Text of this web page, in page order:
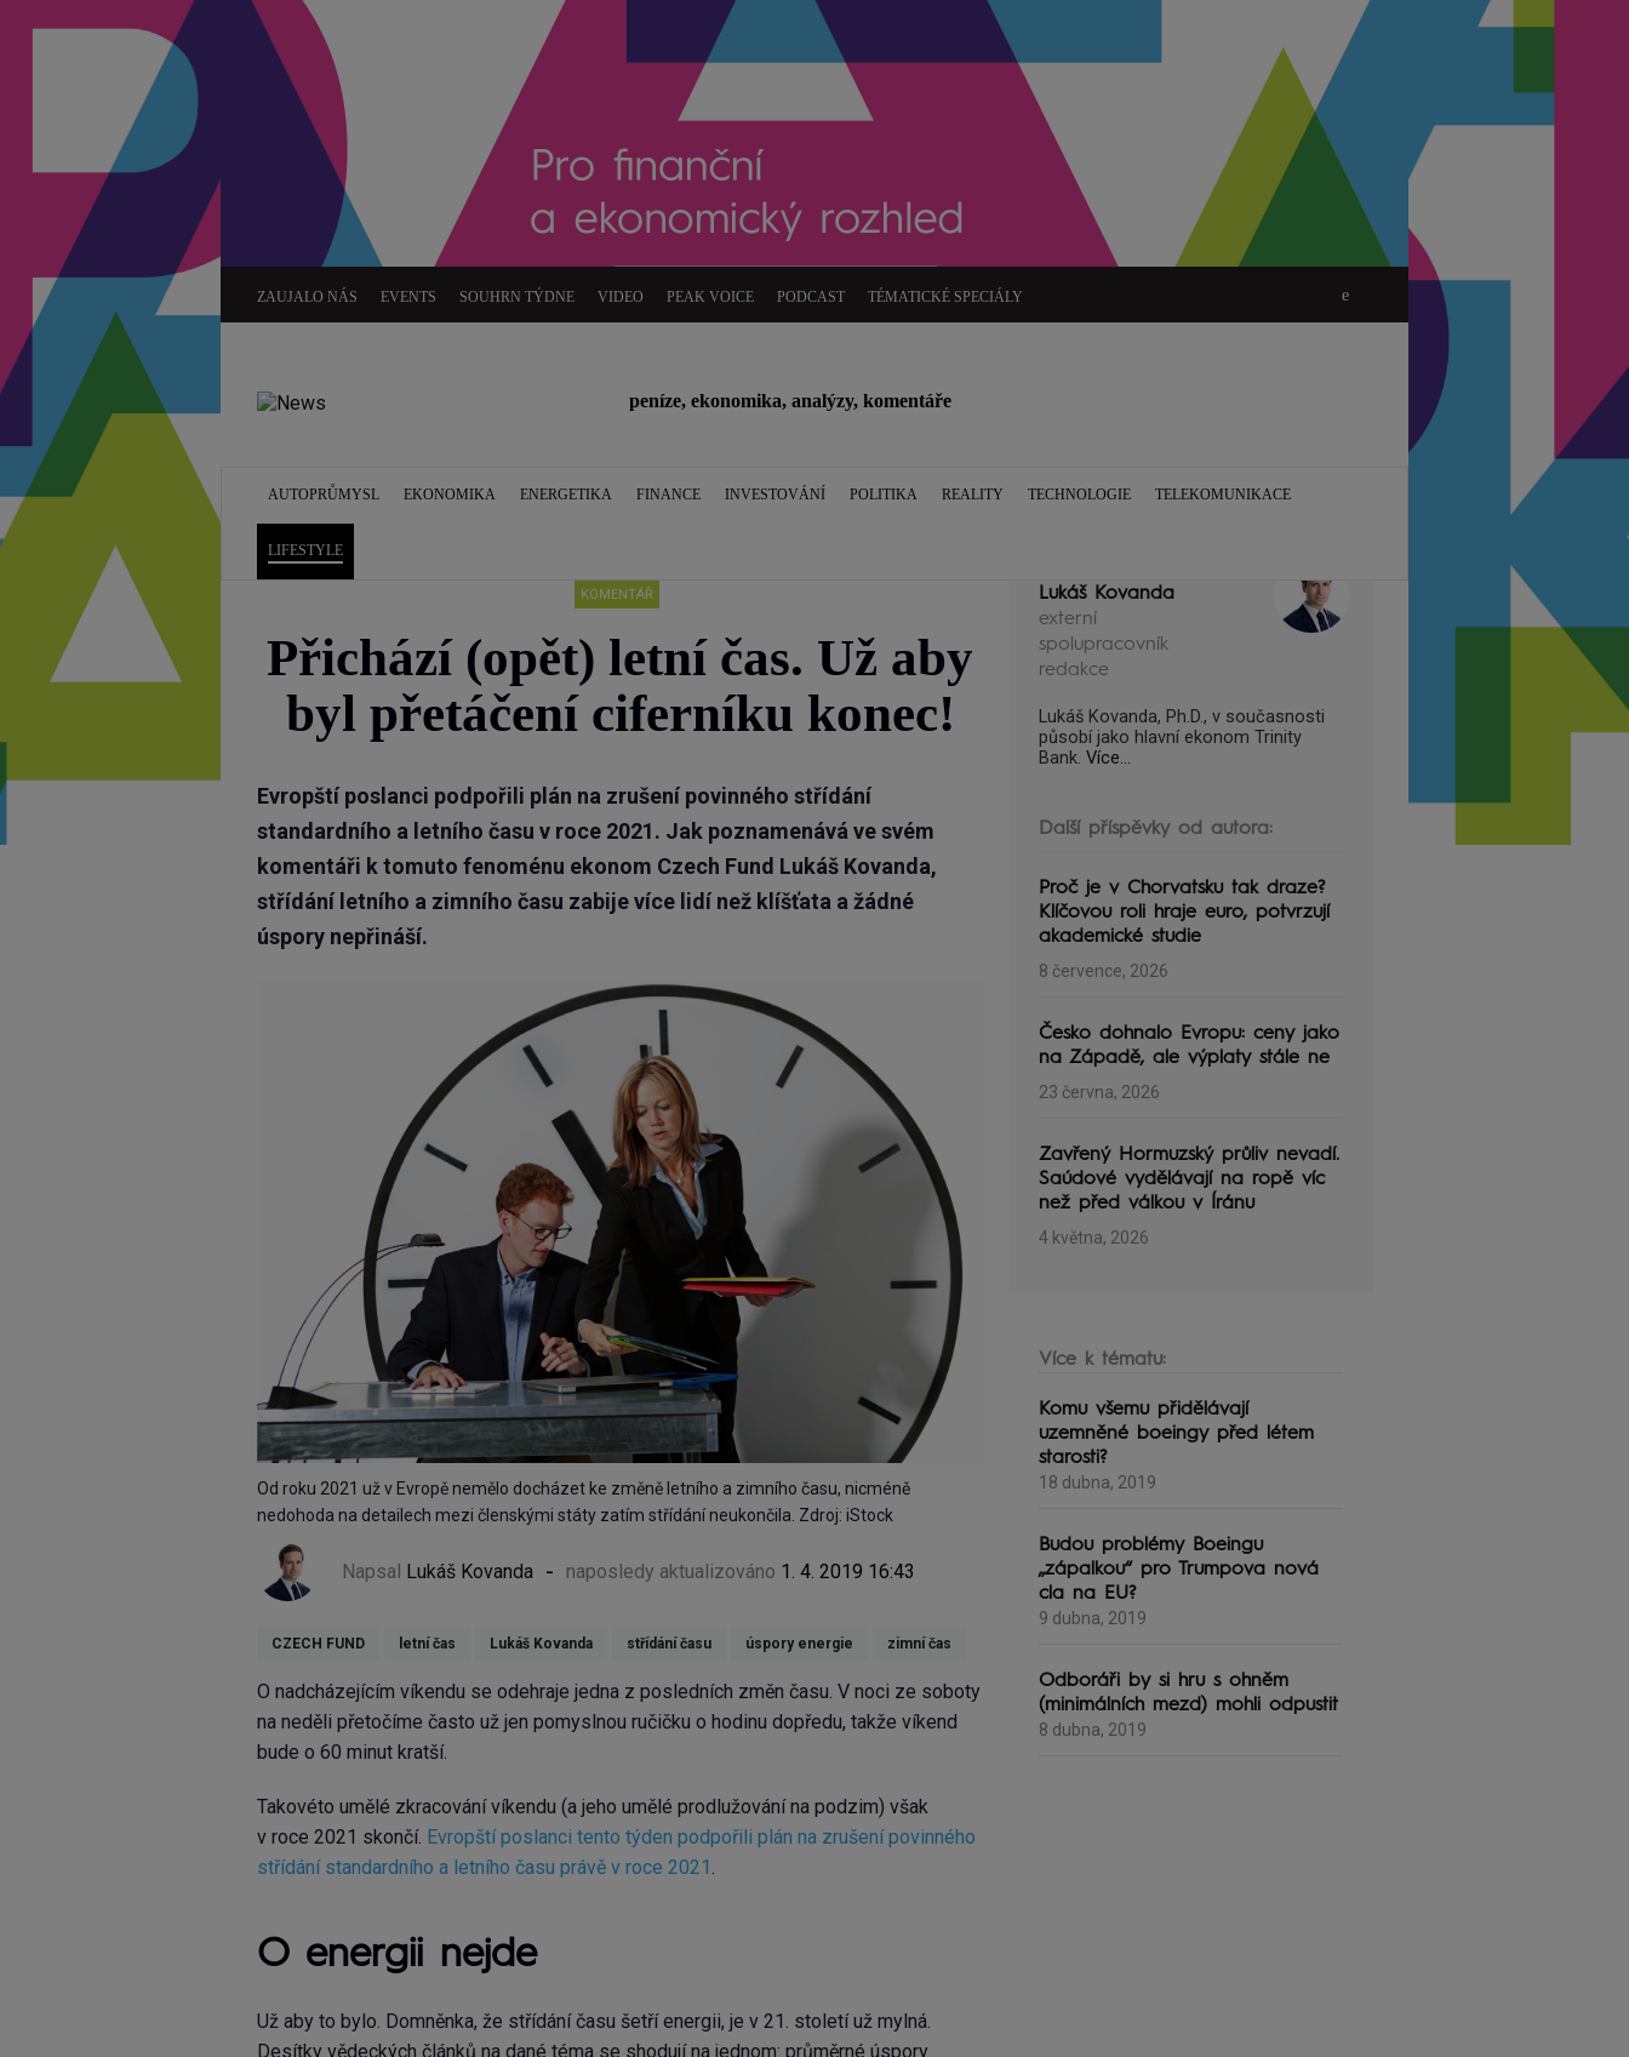
ZAUJALO NÁS EVENTS SOUHRN TÝDNE VIDEO PEAK VOICE PODCAST TÉMATICKÉ SPECIÁLY
peníze, ekonomika, analýzy, komentáře
AUTOPRŮMYSL EKONOMIKA ENERGETIKA FINANCE INVESTOVÁNÍ POLITIKA REALITY TECHNOLOGIE TELEKOMUNIKACE
LIFESTYLE
KOMENTÁŘ
Přichází (opět) letní čas. Už aby
byl přetáčení ciferníku konec!
Evropští poslanci podpořili plán na zrušení povinného střídání
standardního a letního času v roce 2021. Jak poznamenává ve svém
komentáři k tomuto fenoménu ekonom Czech Fund Lukáš Kovanda,
střídání letního a zimního času zabije více lidí než klíšťata a žádné
úspory nepřináší.
Od roku 2021 už v Evropě nemělo docházet ke změně letního a zimního času, nicméně
nedohoda na detailech mezi členskými státy zatím střídání neukončila. Zdroj: iStock
Napsal Lukáš Kovanda - naposledy aktualizováno 1. 4. 2019 16:43
CZECH FUND letní čas Lukáš Kovanda střídání času úspory energie zimní čas
O nadcházejícím víkendu se odehraje jedna z posledních změn času. V noci ze soboty
na neděli přetočíme často už jen pomyslnou ručičku o hodinu dopředu, takže víkend
bude o 60 minut kratší.
Takovéto umělé zkracování víkendu (a jeho umělé prodlužování na podzim) však
v roce 2021 skončí. Evropští poslanci tento týden podpořili plán na zrušení povinného
střídání standardního a letního času právě v roce 2021 .
O energii nejde
Už aby to bylo. Domněnka, že střídání času šetří energii, je v 21. století už mylná.
Desítky vědeckých článků na dané téma se shodují na jednom: průměrné úspory
Lukáš Kovanda
externí
spolupracovník
redakce
Lukáš Kovanda, Ph.D., v současnosti
působí jako hlavní ekonom Trinity
Bank. Více...
Další příspěvky od autora:
Proč je v Chorvatsku tak draze?
Klíčovou roli hraje euro, potvrzují
akademické studie
8 července, 2026
Česko dohnalo Evropu: ceny jako
na Západě, ale výplaty stále ne
23 června, 2026
Zavřený Hormuzský průliv nevadí.
Saúdové vydělávají na ropě víc
než před válkou v Íránu
4 května, 2026
Více k tématu:
Komu všemu přidělávají
uzemněné boeingy před létem
starosti?
18 dubna, 2019
Budou problémy Boeingu
„zápalkou“ pro Trumpova nová
cla na EU?
9 dubna, 2019
Odboráři by si hru s ohněm
(minimálních mezd) mohli odpustit
8 dubna, 2019